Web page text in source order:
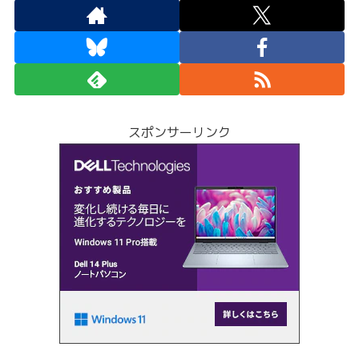
スポンサーリンク